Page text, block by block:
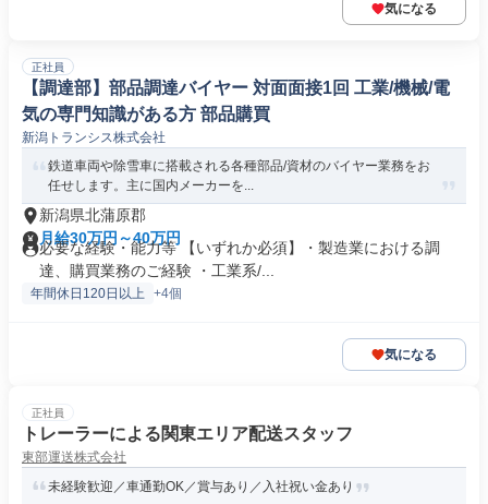
気になる
正社員
【調達部】部品調達バイヤー 対面面接1回 工業/機械/電
気の専門知識がある方 部品購買
新潟トランシス株式会社
鉄道車両や除雪車に搭載される各種部品/資材のバイヤー業務をお
任せします。主に国内メーカーを...
新潟県北蒲原郡
月給30万円～40万円
必要な経験・能力等 【いずれか必須】・製造業における調
達、購買業務のご経験 ・工業系/...
年間休日120日以上 +4個
気になる
正社員
トレーラーによる関東エリア配送スタッフ
東部運送株式会社
未経験歓迎／車通勤OK／賞与あり／入社祝い金あり